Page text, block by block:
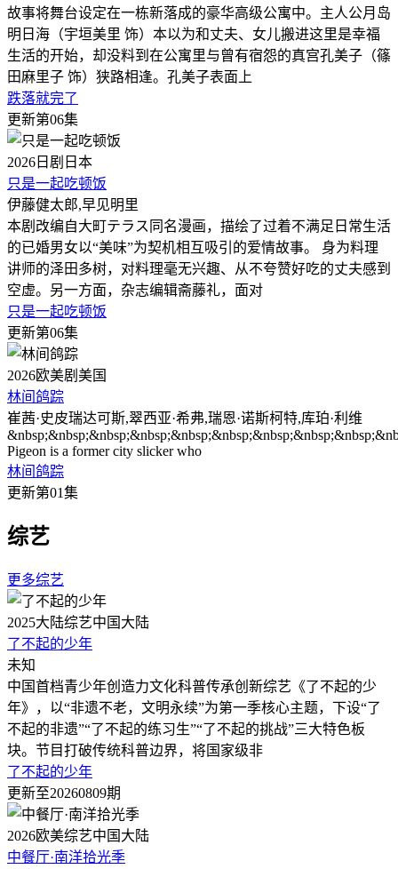
故事将舞台设定在一栋新落成的豪华高级公寓中。主人公月岛
明日海（宇垣美里 饰）本以为和丈夫、女儿搬进这里是幸福
生活的开始，却没料到在公寓里与曾有宿怨的真宫孔美子（篠
田麻里子 饰）狭路相逢。孔美子表面上
跌落就完了
更新第06集
2026 日剧 日本
只是一起吃顿饭
伊藤健太郎,早见明里
本剧改编自大町テラス同名漫画，描绘了过着不满足日常生活
的已婚男女以“美味”为契机相互吸引的爱情故事。 身为料理
讲师的泽田多树，对料理毫无兴趣、从不夸赞好吃的丈夫感到
空虚。另一方面，杂志编辑斋藤礼，面对
只是一起吃顿饭
更新第06集
2026欧美剧 美国
林间鸽踪
崔茜·史皮瑞达可斯,翠西亚·希弗,瑞恩·诺斯柯特,库珀·利维
Pigeon is a former city slicker who
林间鸽踪
更新第01集
综艺
更多综艺
2025大陆综艺中国大陆
了不起的少年
未知
中国首档青少年创造力文化科普传承创新综艺《了不起的少
年》，以“非遗不老，文明永续”为第一季核心主题，下设“了
不起的非遗”“了不起的练习生”“了不起的挑战”三大特色板
块。节目打破传统科普边界，将国家级非
了不起的少年
更新至20260809期
2026欧美综艺中国大陆
中餐厅·南洋拾光季